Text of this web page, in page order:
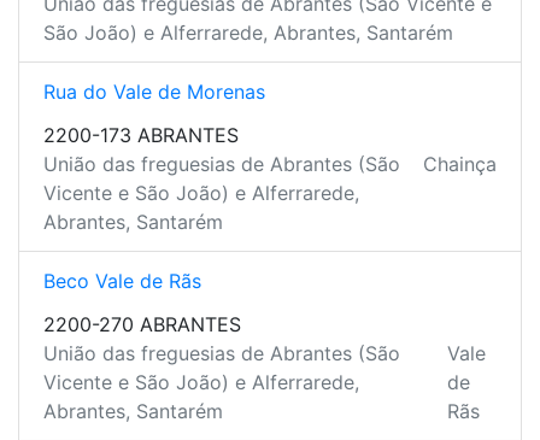
São João) e Alferrarede, Abrantes, Santarém
Rua do Vale de Morenas
2200-173 ABRANTES
União das freguesias de Abrantes (São
Vicente e São João) e Alferrarede,
Abrantes, Santarém
Chainça
Beco Vale de Rãs
2200-270 ABRANTES
União das freguesias de Abrantes (São
Vicente e São João) e Alferrarede,
Abrantes, Santarém
Vale
de
Rãs